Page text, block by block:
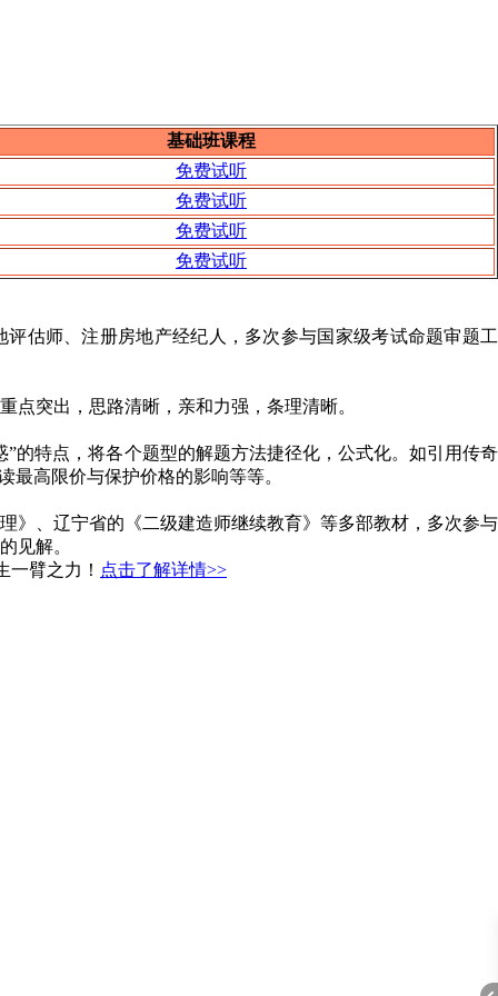
基础班课程
免费试听
免费试听
免费试听
免费试听
估师、注册房地产经纪人，多次参与国家级考试命题审题工
突出，思路清晰，亲和力强，条理清晰。
的特点，将各个题型的解题方法捷径化，公式化。如引用传奇
高限价与保护价格的影响等等。
》、辽宁省的《二级建造师继续教育》等多部教材，多次参与
见解。
臂之力！ 点击了解详情>>